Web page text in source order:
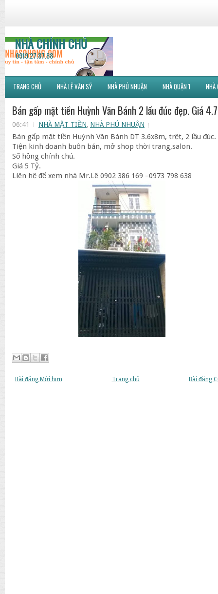
NHÀ CHÍNH CHỦ
0919.27.87.88
TRANG CHỦ NHÀ LÊ VĂN SỸ NHÀ PHÚ NHUẬN NHÀ QUẬN 1 NHÀ
Bán gấp mặt tiền Huỳnh Văn Bánh 2 lầu đúc đẹp. Giá
06:41 NHÀ MẶT TIỀN, NHÀ PHÚ NHUẬN
Bán gấp mặt tiền Huỳnh Văn Bánh DT 3.6x8m, trệt, 2 lầu đúc.
Tiện kinh doanh buôn bán, mở shop thời trang,salon.
Sổ hồng chính chủ.
Giá 5 Tỷ.
Liên hệ để xem nhà Mr.Lê 0902 386 169 –0973 798 638
Bài đăng Mới hơn Bài đăng
Trang chủ